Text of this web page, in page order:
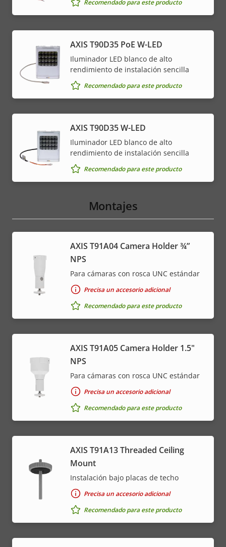
Recomendado para este producto
AXIS T90D35 PoE W-LED
Iluminador LED blanco de alto
rendimiento de instalación sencilla
Recomendado para este producto
AXIS T90D35 W-LED
Iluminador LED blanco de alto
rendimiento de instalación sencilla
Recomendado para este producto
Montajes
AXIS T91A04 Camera Holder ¾”
NPS
Para cámaras con rosca UNC estándar
Precisa un accesorio adicional
Recomendado para este producto
AXIS T91A05 Camera Holder 1.5"
NPS
Para cámaras con rosca UNC estándar
Precisa un accesorio adicional
Recomendado para este producto
AXIS T91A13 Threaded Ceiling
Mount
Instalación bajo placas de techo
Precisa un accesorio adicional
Recomendado para este producto